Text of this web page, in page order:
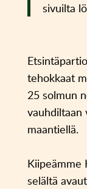
sivuilta
tehokkaat
25 solmun
vauhdiltaan
maantiellä.
Kiipeämme
selältä